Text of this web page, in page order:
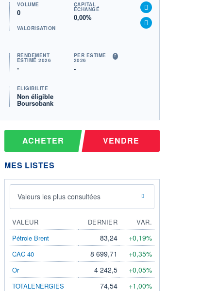
VOLUME
0
CAPITAL
ÉCHANGÉ
0,00%
VALORISATION
RENDEMENT
ESTIMÉ 2026
-
PER ESTIMÉ
2026
-
ÉLIGIBILITÉ
Non éligible
Boursobank
ACHETER VENDRE
MES LISTES
Valeurs les plus consultées
VALEUR DERNIER
VAR.
Pétrole Brent
83,24 +0,19%
CAC 40 8 699,71 +0,35%
Or 4 242,5 +0,05%
TOTALENERGIES 74,54 +1,00%